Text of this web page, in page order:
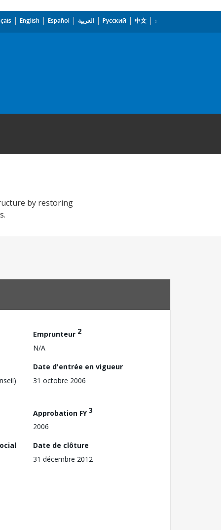
English Español العربية Русский 中文
by restoring
Emprunteur 2
N/A
Date d'entrée en vigueur
31 octobre 2006
Approbation FY3
2006
Date de clôture
31 décembre 2012